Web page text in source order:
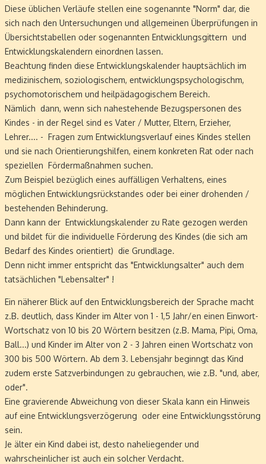
Diese üblichen Verläufe stellen eine sogenannte "Norm" dar, die
sich nach den Untersuchungen und allgemeinen Überprüfungen in
Übersichtstabellen oder sogenannten Entwicklungsgittern und
Entwicklungskalendern einordnen lassen.
Beachtung finden diese Entwicklungskalender hauptsächlich im
medizinischem, soziologischem, entwicklungspsychologischm,
psychomotorischem und heilpädagogischem Bereich.
Nämlich dann, wenn sich nahestehende Bezugspersonen des
Kindes - in der Regel sind es Vater / Mutter, Eltern, Erzieher,
Lehrer.... - Fragen zum Entwicklungsverlauf eines Kindes stellen
und sie nach Orientierungshilfen, einem konkreten Rat oder nach
speziellen Fördermaßnahmen suchen.
Zum Beispiel bezüglich eines auffälligen Verhaltens, eines
möglichen Entwicklungsrückstandes oder bei einer drohenden /
bestehenden Behinderung.
Dann kann der Entwicklungskalender zu Rate gezogen werden
und bildet für die individuelle Förderung des Kindes (die sich am
Bedarf des Kindes orientiert) die Grundlage.
Denn nicht immer entspricht das "Entwicklungsalter" auch dem
tatsächlichen "Lebensalter" !
Ein näherer Blick auf den Entwicklungsbereich der Sprache macht
z.B. deutlich, dass Kinder im Alter von 1 - 1,5 Jahr/en einen Einwort-
Wortschatz von 10 bis 20 Wörtern besitzen (z.B. Mama, Pipi, Oma,
Ball...) und Kinder im Alter von 2 - 3 Jahren einen Wortschatz von
300 bis 500 Wörtern. Ab dem 3. Lebensjahr beginngt das Kind
zudem erste Satzverbindungen zu gebrauchen, wie z.B. "und, aber,
oder".
Eine gravierende Abweichung von dieser Skala kann ein Hinweis
auf eine Entwicklungsverzögerung oder eine Entwicklungsstörung
sein.
Je älter ein Kind dabei ist, desto naheliegender und
wahrscheinlicher ist auch ein solcher Verdacht.